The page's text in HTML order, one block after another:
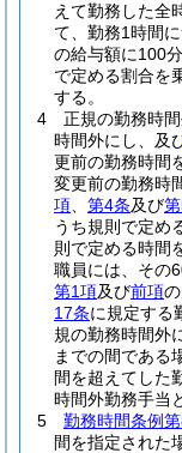
えて勤務した全
て、勤務1時間に
の給与額に100
で定める割合を
する。
4
正規の勤務時
時間外にし、及
更前の勤務時間
変更前の勤務時
項
第4条及び
うち規則で定め
則で定める時間
職員には、その
第1項及び前項
17条に規定する
規の勤務時間外
までの間である
間を超えてした
時間外勤務手当
5
勤務時間条例
間を指定された